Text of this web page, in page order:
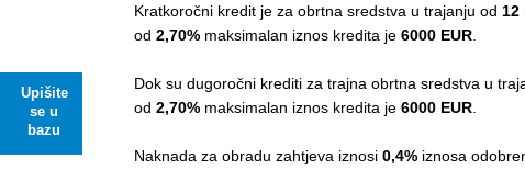
Upišite
se u
bazu
Kratkoročni kredit je za obrtna sredstva u trajanju od 12
od 2,70% maksimalan iznos kredita je 6000 EUR
Dok su dugoročni krediti za trajna obrtna sredstva u
od 2,70% maksimalan iznos kredita je 6000 EUR
Naknada za obradu zahtjeva iznosi 0,4% iznosa